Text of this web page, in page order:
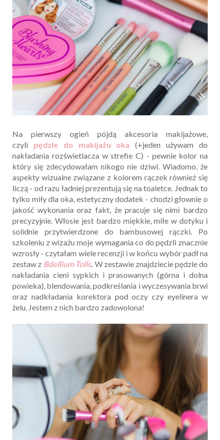
Na pierwszy ogień pójdą akcesoria makijażowe,
czyli pędzle do makijażu oka (+jeden używam do
nakładania rozświetlacza w strefie C) - pewnie kolor na
który się zdecydowałam nikogo nie dziwi. Wiadomo, że
aspekty wizualne związane z kolorem rączek również się
liczą - od razu ładniej prezentują się na toaletce. Jednak to
tylko miły dla oka, estetyczny dodatek - chodzi głownie o
jakość wykonania oraz fakt, że pracuje się nimi bardzo
precyzyjnie. Włosie jest bardzo miękkie, miłe w dotyku i
solidnie przytwierdzone do bambusowej rączki. Po
szkoleniu z wizażu moje wymagania co do pędzli znacznie
wzrosły - czytałam wiele recenzji i w końcu wybór padł na
zestaw z Bdellium Tolls. W zestawie znajdziecie pędzle do
nakładania cieni sypkich i prasowanych (górna i dolna
powieka), blendowania, podkreślania i wyczesywania brwi
oraz nadkładania korektora pod oczy czy eyelinera w
żelu. Jestem z nich bardzo zadowolona!